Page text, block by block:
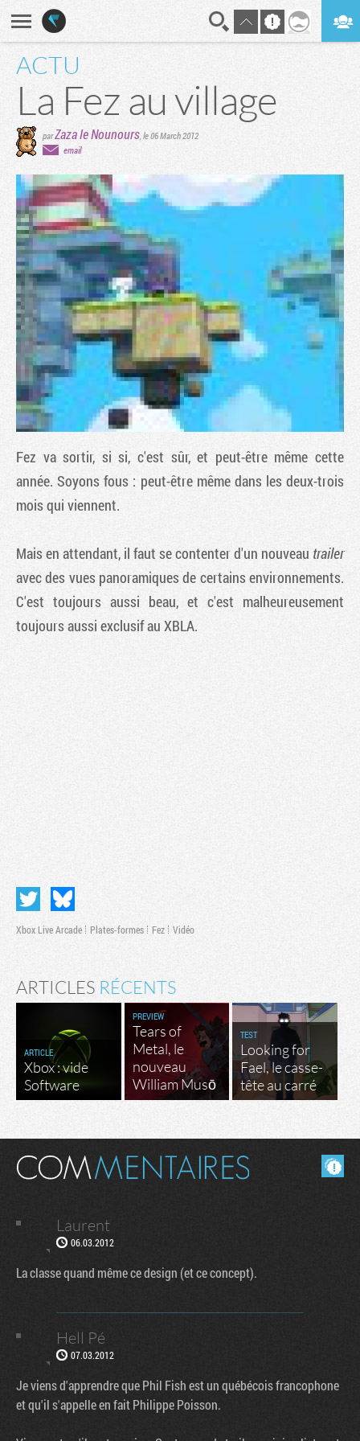
ACTU
La Fez au village
parZaza le Nounours,le 06 March 2012
email
Fez va sortir, si si, c'est sûr, et peut-être même cette
année. Soyons fous : peut-être même dans les deux-trois
mois qui viennent.
Mais en attendant, il faut se contenter d'un nouveau trailer
avec des vues panoramiques de certains environnements.
C'est toujours aussi beau, et c'est malheureusement
toujours aussi exclusif au XBLA.
Xbox Live Arcade Plates-formes Fez Vidéo
ARTICLES RÉCENTS
ARTICLE
Xbox : vide
Software
PREVIEW
Tears of
Metal, le
nouveau
William Musō
TEST
Looking for
Fael, le casse-
tête au carré
Masquer les commentaires lus.
Laurent
06.03.2012
La classe quand même ce design (et ce concept).
Hell Pé
07.03.2012
Je viens d'apprendre que Phil Fish est un québécois francophone
et qu'il s'appelle en fait Philippe Poisson.
Tribune